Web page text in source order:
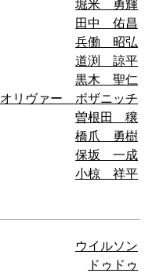
堀米 勇輝
田中 佑昌
兵働 昭弘
道渕 諒平
黒木 聖仁
オリヴァー ボザニッチ
曽根田 穣
橋爪 勇樹
保坂 一成
小椋 祥平
ウイルソン
ドゥドゥ